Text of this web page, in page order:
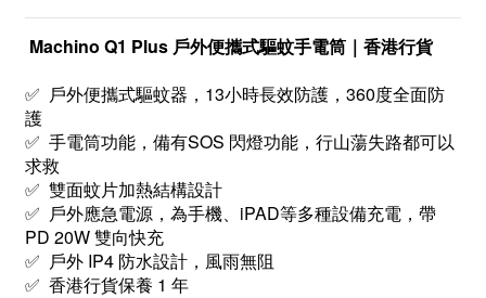
Machino Q1 Plus 戶外便攜式驅蚊手電筒｜香港行貨
✅ 戶外便攜式驅蚊器，13小時長效防護，360度全面防
護
✅ 手電筒功能，備有SOS 閃燈功能，行山蕩失路都可以
求救
✅ 雙面蚊片加熱結構設計
✅ 戶外應急電源，為手機、iPAD等多種設備充電，帶
PD 20W 雙向快充
✅ 戶外 IP4 防水設計，風雨無阻
✅ 香港行貨保養 1 年